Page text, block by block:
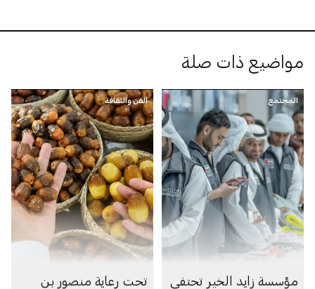
مواضيع ذات صلة
المجتمع
مؤسسة زايد الخير تحتفي
الفن والثقافة
تحت رعاية منصور بن